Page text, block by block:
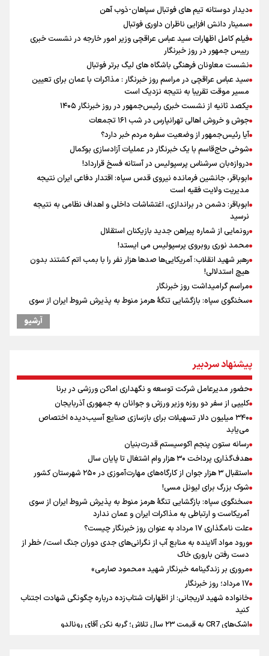
دیدار دوستانه تیم های فوتبال سپاهان-ذوب آهن
سمینار دانش افزایی ناظران داوری فوتبال
فیلم کامل اظهارات سید عباس عراقچی وزیر امور خارجه در نشست خبری
رییس جمهور در روز خبرنگار
نشست معاونان فرهنگی باشگاه های لیگ برتر فوتبال
سید عباس عراقچی در مراسم روز خبرنگار : مذاکرات با عمان برای تعیین
مسیر موقت تقریبا به نتیجه نزدیک است
یکصد ثانیه از نشست خبری رئیس‌جمهور در روز خبرنگار ۱۴۰۵
جوش و خروش اهالی تهرانپارس در شب ۱۶۱ تجمعات
آیا رئیس‌جمهور از وضعیت سفره مردم خبر دارد؟
شوخی حاج‌قاسم با یک خبرنگار در عملیات آزادسازی بوکمال
دروازه‌بان سرشناس پرسپولیس در آستانه فسخ قرارداد!
ابوباقر، جانشین فرمانده نیروی قدس سپاه: اقتدار دفاعی ایران نتیجه
مدیریت ولایت فقیه است
ابوباقر: دشمن در براندازی، اغتشاشات داخلی و اهداف نظامی به نتیجه
نرسید
رونمایی از شماره پیراهن جدید بازیکنان استقلال
محمد نوری روبروی پرسپولیس می ایستد!
رهبر شهید انقلاب: آمریکایی‌ها صدها هزار نفر را با بمب اتم کشتند بدون
هیچ استدلالی!
مراسم گرامیداشت روز خبرنگار
سخنگوی سپاه: بازگشایی تنگۀ هرمز منوط به پذیرش شروط ایران از سوی
سیدمناف هاشمی در مراسم انجمن ورزشی نویسان : قدردان زحمات اهالی
رسانه به ویژه ورزشی نویسان هستیم
فوران یک آتشفشان قدرتمند در جنوب غربی کلمبیا
سیمئونه درهای انتقال آلوارز به بارسلونا را بست
حضور مدیرعامل شرکت توسعه و نگهداری اماکن ورزشی در برنا
انتخاب رئیس اداره ی ورزش و جوانان ایرانشهر بعنوان مدیر برتر تعامل با
اصحاب رسانه
آرشیو
پیشنهاد سردبیر
حضور مدیرعامل شرکت توسعه و نگهداری اماکن ورزشی در برنا
کلیپی از سفر دو روزه وزیر ورزش و جوانان به جمهوری آذربایجان
۳۴۰ میلیون دلار تسهیلات برای بازسازی صنایع آسیب‌دیده اختصاص
می‌یابد
رسانه ستون پنجم اکوسیستم قدرت‌بنیان
هدف‌گذاری پرداخت ۳۰ هزار وام اشتغال تا پایان سال
استقبال ۳ هزار جوان از کارگاه‌های مهارت‌آموزی در ۲۵۰ شهرستان کشور
شوک بزرگ برای لیونل مسی!
سخنگوی سپاه: بازگشایی تنگۀ هرمز منوط به پذیرش شروط ایران از سوی
آمریکاست و ارتباطی به مذاکرات ایران و عمان ندارد
علت نامگذاری ۱۷ مرداد به عنوان روز خبرنگار چیست؟
ورود مواد آلاینده به منابع آب از نگرانی‌های جدی دوران جنگ است/ خطر از
دست رفتن باروری خاک
مروری بر زندگینامه خبرنگار شهید «محمود صارمی»
۱۷ مرداد؛ روز خبرنگار
خانواده شهید لاریجانی: از اظهارات شتاب‌زده درباره چگونگی شهادت اجتناب
کنید
اشک‌های CR7 به قیمت ۲۳ سال تلاش؛ گریه نکن آقای رونالدو